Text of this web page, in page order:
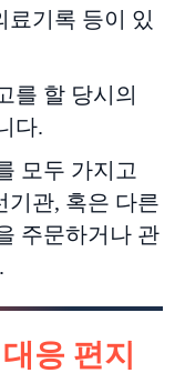
료기록 등이 있
를 할 당시의
다.
모두 가지고
기관, 혹은 다른
주문하거나 관
응 편지